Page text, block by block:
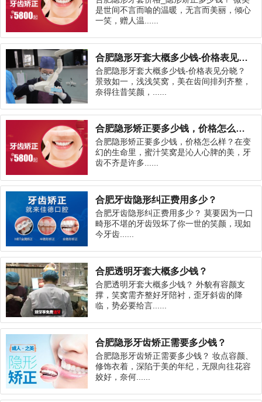
是世间不言而喻的温暖，无言而美丽，倾心
一笑，赠人温......
合肥隐形牙套大概多少钱-价格表见分晓？
合肥隐形牙套大概多少钱-价格表见分晓？
景致如一，浅浅笑窝，美在齿间排列齐整，
奈得往昔笑颜，......
合肥隐形矫正要多少钱，价格怎么样？
合肥隐形矫正要多少钱，价格怎么样？在变
幻的生命里，蜜汁笑窝是沁人心脾的美，牙
齿不齐是许多......
合肥牙齿隐形纠正费用多少？
合肥牙齿隐形纠正费用多少？ 莫要因为一口
畸形不堪的牙齿毁坏了你一世的笑颜，现如
今牙齿......
合肥透明牙套大概多少钱？
合肥透明牙套大概多少钱？ 外貌有容颜支
撑，笑窝需齐整好牙陪衬，歪牙斜齿的降
临，势必要给言......
合肥隐形牙齿矫正需要多少钱？
合肥隐形牙齿矫正需要多少钱？ 妆点容颜、
修饰衣着，深陷于美的年纪，无限向往花容
姣好，奈何......